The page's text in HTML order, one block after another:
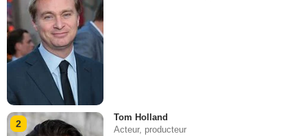
2
Tom Holland
Acteur, producteur